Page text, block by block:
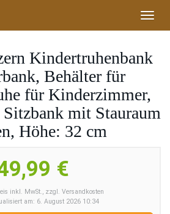
Kindertruhenbank
Behälter für
für Kinderzimmer,
mit Stauraum
Höhe: 32 cm
€
inkl. MwSt., zzgl. Versandkosten
am: 6. August 2026 10:34